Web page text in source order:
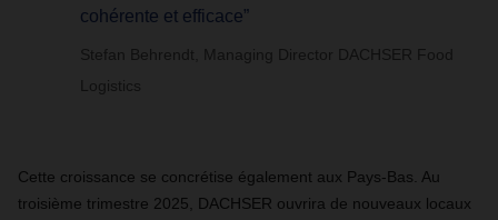
cohérente et efficace”
Stefan Behrendt, Managing Director DACHSER Food
Logistics
Cette croissance se concrétise également aux Pays-Bas. Au
troisième trimestre 2025, DACHSER ouvrira de nouveaux locaux